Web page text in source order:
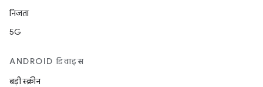
निजता
5G
ANDROID डिवाइस
बड़ी स्क्रीन